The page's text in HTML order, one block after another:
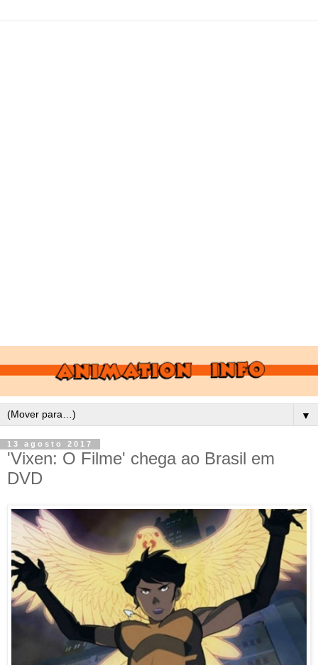
▼
13 agosto 2017
'Vixen: O Filme' chega ao Brasil em
DVD